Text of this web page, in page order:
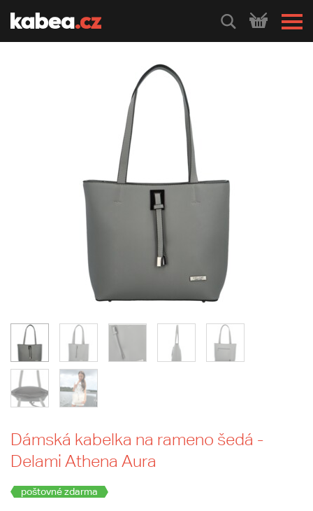
HLEDEJ
Dámská kabelka na rameno šedá -
Delami Athena Aura
poštovné zdarma